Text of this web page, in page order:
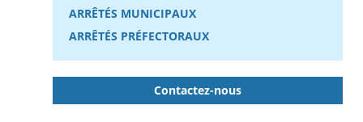
ARRÊTÉS MUNICIPAUX
ARRÊTÉS PRÉFECTORAUX
Contactez-nous